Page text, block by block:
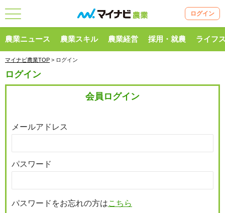
ログイン
農業ニュース 農業スキル 農業経営 採用・就農 ライフ
マイナビ農業TOP > ログイン
ログイン
会員ログイン
メールアドレス
パスワード
パスワードをお忘れの方はこちら